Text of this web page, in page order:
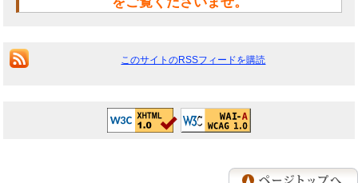
このサイトのRSSフィードを購読